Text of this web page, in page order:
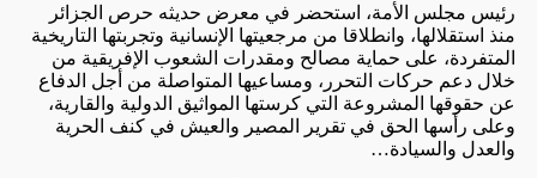
رئيس مجلس الأمة، استحضر في معرض حديثه حرص الجزائر
منذ استقلالها، وانطلاقا من مرجعيتها الإنسانية وتجربتها التاريخية
المتفردة، على حماية مصالح ومقدرات الشعوب الإفريقية من
خلال دعم حركات التحرر، ومساعيها المتواصلة من أجل الدفاع
عن حقوقها المشروعة التي كرستها المواثيق الدولية والقارية،
وعلى رأسها الحق في تقرير المصير والعيش في كنف الحرية
والعدل والسيادة…